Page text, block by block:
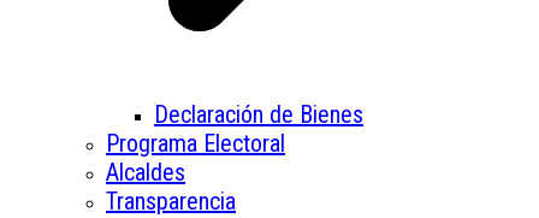
Declaración de Bienes
Programa Electoral
Alcaldes
Transparencia